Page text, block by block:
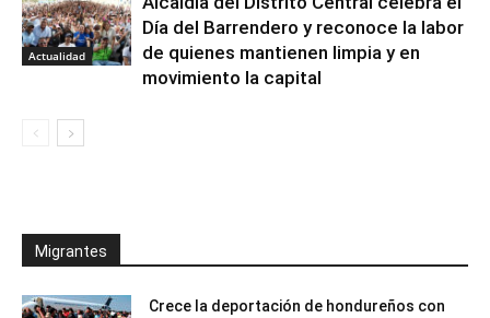
Actualidad
Día del Barrendero y reconoce la labor
de quienes mantienen limpia y en
movimiento la capital
Migrantes
Crece la deportación de hondureños con